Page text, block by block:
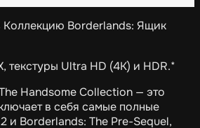
Коллекцию Borderlands: Ящик
текстуры Ultra HD (4K) и HDR.*
Handsome Collection — это
в себя самые полные
и Borderlands: The Pre-Sequel,